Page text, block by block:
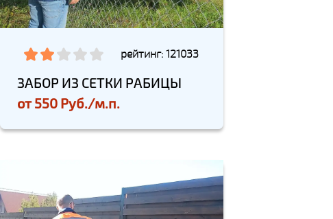
рейтинг: 121033
ЗАБОР ИЗ СЕТКИ РАБИЦЫ
от550 Руб./м.п.